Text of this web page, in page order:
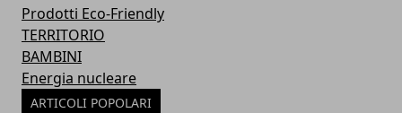
Prodotti Eco-Friendly
TERRITORIO
BAMBINI
Energia nucleare
ARTICOLI POPOLARI